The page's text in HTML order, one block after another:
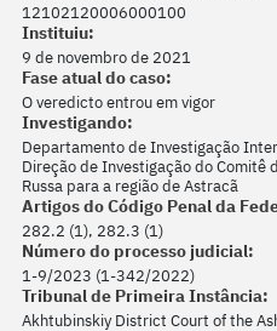
12102120006000100
Instituiu:
9 de novembro de 2021
Fase atual do caso:
O veredicto entrou em vigor
Investigando:
Departamento de Investigação
Direção de Investigação do Comitê
Russa para a região de Astracã
Artigos do Código Penal da
282.2 (1), 282.3 (1)
Número do processo judicial:
1-9/2023 (1-342/2022)
Tribunal de Primeira Instância:
Akhtubinskiy District Court of the